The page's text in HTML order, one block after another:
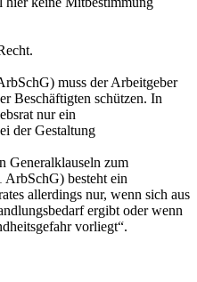
muss der Arbeitgeber
Beschäftigten schützen. In
nur ein
der Gestaltung
Generalklauseln zum
ArbSchG) besteht ein
allerdings nur, wenn sich aus
ergibt oder wenn
vorliegt“.